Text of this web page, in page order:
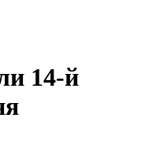
14-й